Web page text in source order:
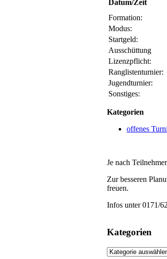
Datum/Zeit
Formation:
Modus:
Startgeld:
Ausschüttung
Lizenzpflicht:
Ranglistenturnier:
Jugendturnier:
Sonstiges:
Kategorien
offenes
Je nach
Zur besseren
freuen.
Infos unter 0171/
Kategorien
Kategorien